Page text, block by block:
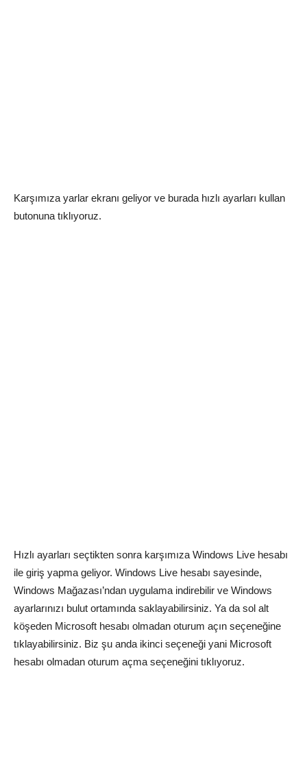
Karşımıza yarlar ekranı geliyor ve burada hızlı ayarları kullan
butonuna tıklıyoruz.
Hızlı ayarları seçtikten sonra karşımıza Windows Live hesabı
ile giriş yapma geliyor. Windows Live hesabı sayesinde,
Windows Mağazası’ndan uygulama indirebilir ve Windows
ayarlarınızı bulut ortamında saklayabilirsiniz. Ya da sol alt
köşeden Microsoft hesabı olmadan oturum açın seçeneğine
tıklayabilirsiniz. Biz şu anda ikinci seçeneği yani Microsoft
hesabı olmadan oturum açma seçeneğini tıklıyoruz.